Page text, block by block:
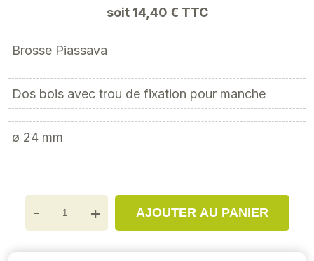
soit 14,40 € TTC
 Brosse Piassava
 Dos bois avec trou de fixation pour manche
 ø 24 mm
- + AJOUTER AU PANIER